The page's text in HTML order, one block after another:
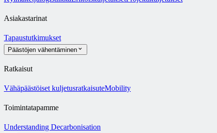
Asiakastarinat
Tapaustutkimukset
Päästöjen vähentäminen
Ratkaisut
Vähäpäästöiset kuljetusratkaisuteMobility
Toimintatapamme
Understanding Decarbonisation